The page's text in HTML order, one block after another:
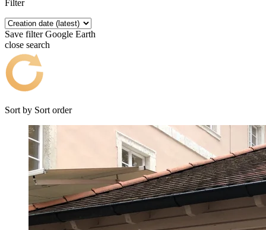
Filter
Save filter Google Earth
close search
Sort by Sort order